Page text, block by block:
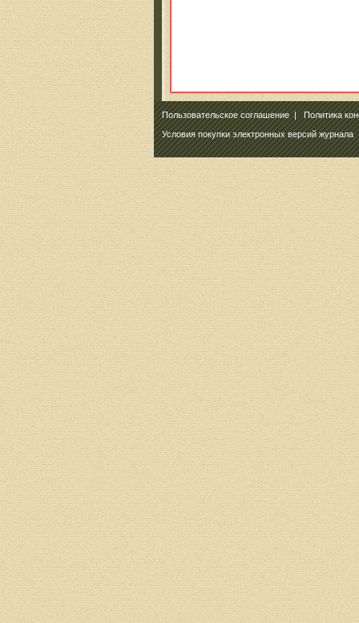
Пользовательское соглашение|Политика
Условия покупки электронных версий журнала